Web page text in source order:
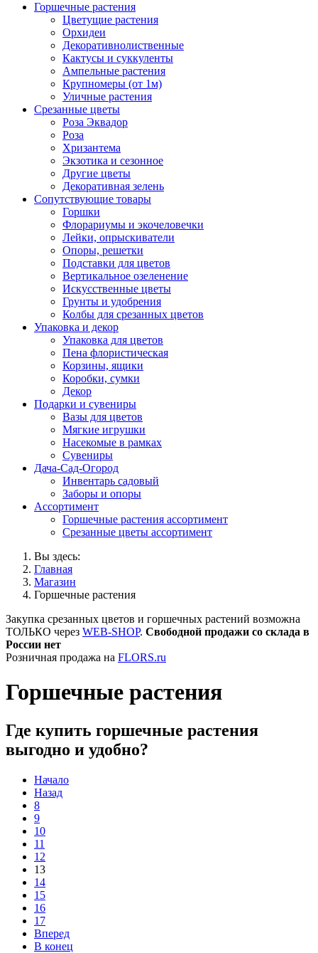
Горшечные растения
Цветущие растения
Орхидеи
Декоративнолиственные
Кактусы и суккуленты
Ампельные растения
Крупномеры (от 1м)
Уличные растения
Срезанные цветы
Роза Эквадор
Роза
Хризантема
Экзотика и сезонное
Другие цветы
Декоративная зелень
Сопутствующие товары
Горшки
Флорариумы и экочеловечки
Лейки, опрыскиватели
Опоры, решетки
Подставки для цветов
Вертикальное озеленение
Искусственные цветы
Грунты и удобрения
Колбы для срезанных цветов
Упаковка и декор
Упаковка для цветов
Пена флористическая
Корзины, ящики
Коробки, сумки
Декор
Подарки и сувениры
Вазы для цветов
Мягкие игрушки
Насекомые в рамках
Сувениры
Дача-Сад-Огород
Инвентарь садовый
Заборы и опоры
Ассортимент
Горшечные растения ассортимент
Срезанные цветы ассортимент
Вы здесь:
Главная
Магазин
Горшечные растения
Закупка срезанных цветов и горшечных растений возможна
ТОЛЬКО через WEB-SHOP. Свободной продажи со склада в
России нет
Розничная продажа на FLORS.ru
Горшечные растения
Где купить горшечные растения
выгодно и удобно?
Начало
Назад
8
9
10
11
12
13
14
15
16
17
Вперед
В конец